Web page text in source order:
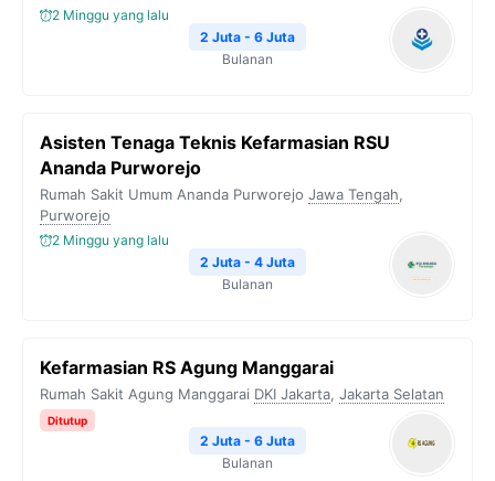
2 Minggu yang lalu
2 Juta - 6 Juta
Bulanan
Asisten Tenaga Teknis Kefarmasian RSU
Ananda Purworejo
Rumah Sakit Umum Ananda Purworejo Jawa Tengah,
Purworejo
2 Minggu yang lalu
2 Juta - 4 Juta
Bulanan
Kefarmasian RS Agung Manggarai
Rumah Sakit Agung Manggarai DKI Jakarta, Jakarta Selatan
Ditutup
2 Juta - 6 Juta
Bulanan